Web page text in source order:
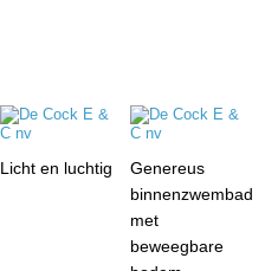
Licht en luchtig
Genereus
binnenzwembad
met
beweegbare